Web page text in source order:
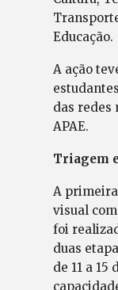
Educação.
A ação
das redes
APAE.
Triagem
A
visual
foi
duas
de 11 a 15